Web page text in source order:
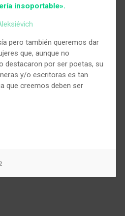
insoportable».
pero también queremos dar
que, aunque no
destacaron por ser poetas, su
y/o escritoras es tan
que creemos deben ser